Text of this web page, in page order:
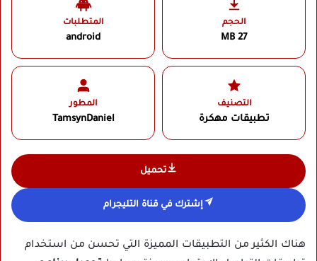
الحجم
27 MB
المتطلبات
android
التصنيف
تطبيقات مهكرة
المطور
TamsynDaniel‏
تحميل
إشترك في قناة التليجرام
هناك الكثير من التطبيقات المميزة التي تحسن من استخدام